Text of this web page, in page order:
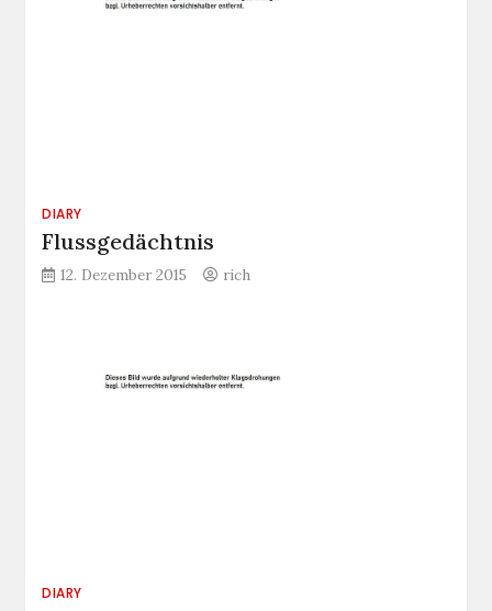
DIARY
Flussgedächtnis
12. Dezember 2015 rich
DIARY